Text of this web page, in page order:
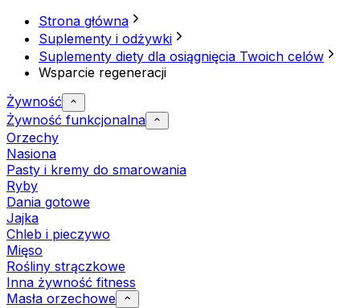
Strona główna
Suplementy i odżywki
Suplementy diety dla osiągnięcia Twoich celów
Wsparcie regeneracji
Żywność
Żywność funkcjonalna
Orzechy
Nasiona
Pasty i kremy do smarowania
Ryby
Dania gotowe
Jajka
Chleb i pieczywo
Mięso
Rośliny strączkowe
Inna żywność fitness
Masła orzechowe